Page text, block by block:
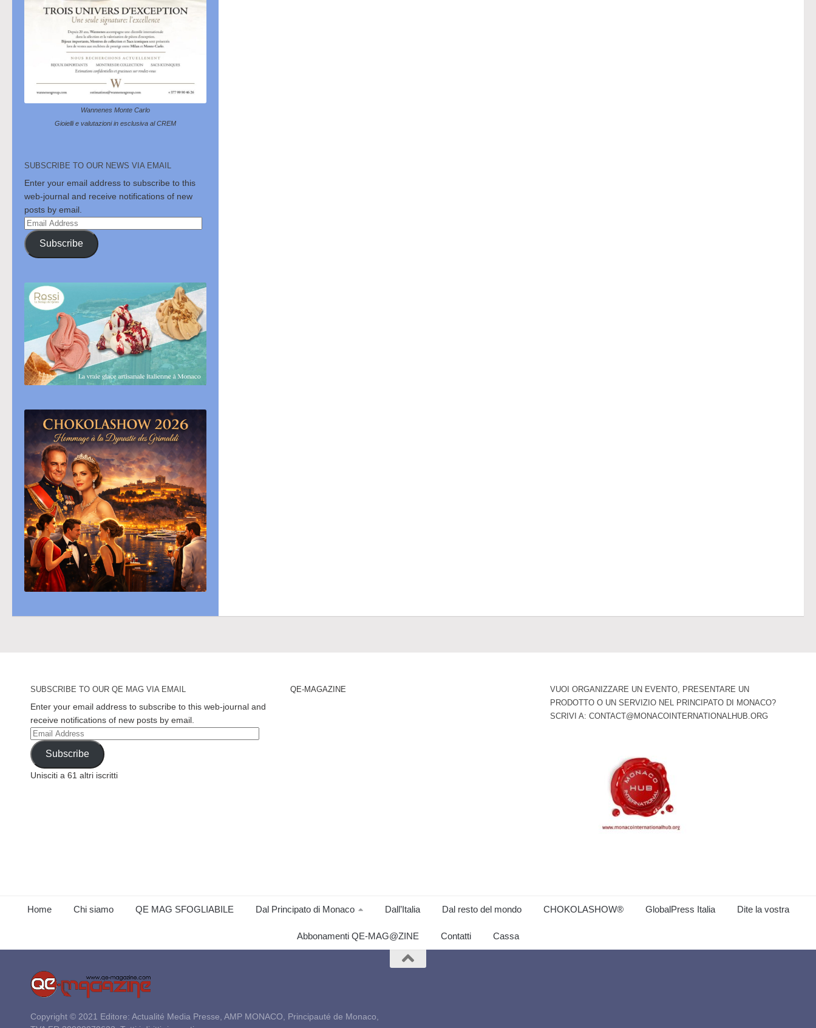
Wannenes Monte Carlo
Gioielli e valutazioni in esclusiva al CREM
SUBSCRIBE TO OUR NEWS VIA EMAIL
Enter your email address to subscribe to this
web-journal and receive notifications of new
posts by email.
Email
Address
Subscribe
SUBSCRIBE TO OUR QE MAG VIA EMAIL
Enter your email address to subscribe to this web-journal and
receive notifications of new posts by email.
Email
Address
Subscribe
Unisciti a 61 altri iscritti
QE-MAGAZINE
VUOI ORGANIZZARE UN EVENTO, PRESENTARE UN
PRODOTTO O UN SERVIZIO NEL PRINCIPATO DI MONACO?
SCRIVI A: CONTACT@MONACOINTERNATIONALHUB.ORG
Home Chi siamo QE MAG SFOGLIABILE Dal Principato di Monaco Dall’Italia Dal resto del mondo CHOKOLASHOW® GlobalPress Italia Dite la vostra
Abbonamenti QE-MAG@ZINE Contatti Cassa
Copyright © 2021 Editore: Actualité Media Presse, AMP MONACO, Principauté de Monaco,